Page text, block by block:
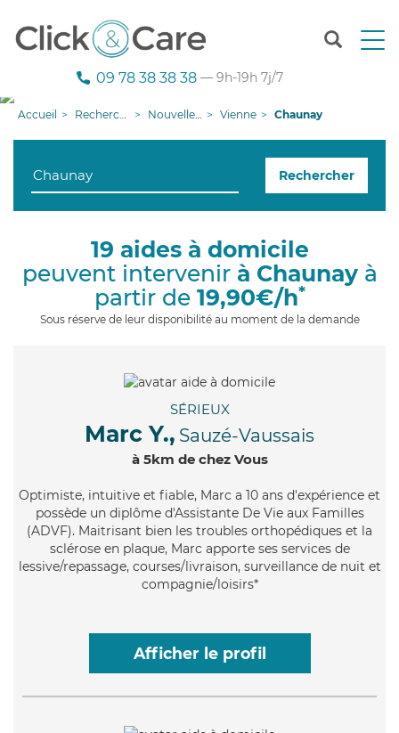
T
n
g
i
09 78 38 38 38 — 9h-19h 7j/7
Accueil Recherche aide à domicile Nouvelle-Aquitaine Vienne Chaunay
Rechercher
19 aides à domicile
peuvent intervenir à Chaunayà
partir de 19,90€/h*
Sous réserve de leur disponibilité au moment de la demande
SÉRIEUX
Marc Y., Sauzé-Vaussais
à 5km de chez Vous
Optimiste, intuitive et fiable, Marc a 10 ans d'expérience et
possède un diplôme d'Assistante De Vie aux Familles
(ADVF). Maitrisant bien les troubles orthopédiques et la
sclérose en plaque, Marc apporte ses services de
lessive/repassage, courses/livraison, surveillance de nuit et
compagnie/loisirs*
Afficher le profil